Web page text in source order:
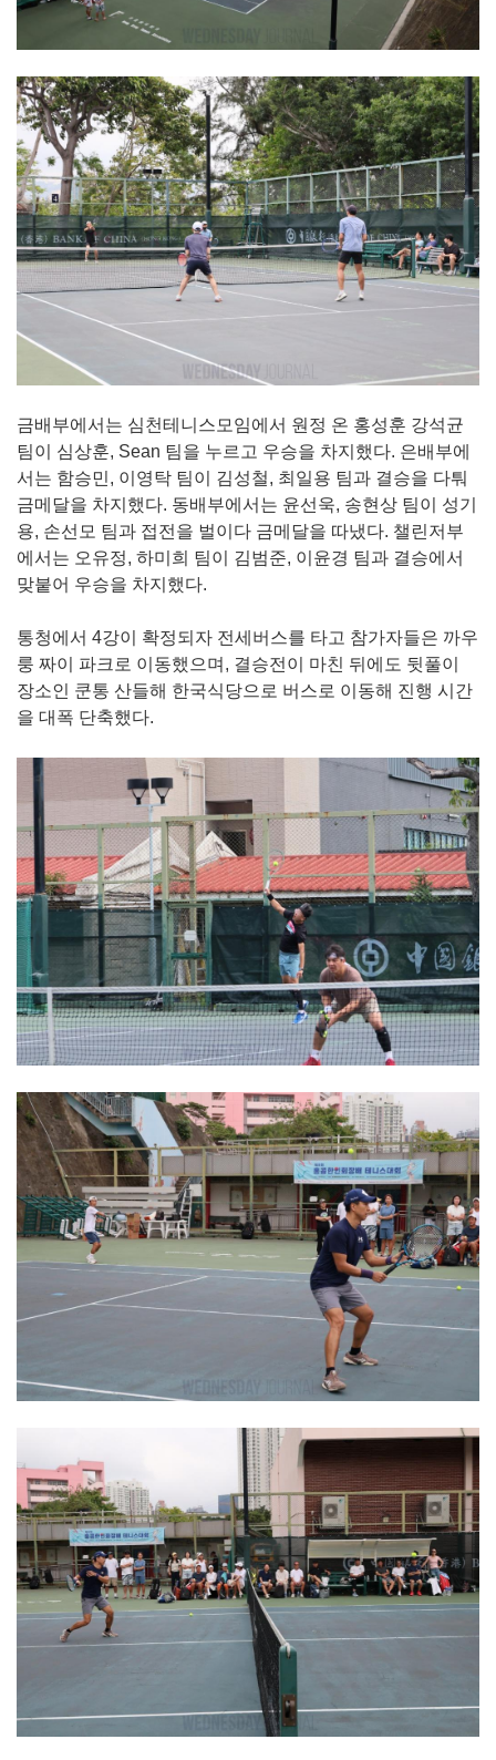
금배부에서는 심천테니스모임에서 원정 온 홍성훈 강석균
팀이 심상훈, Sean 팀을 누르고 우승을 차지했다. 은배부에
서는 함승민, 이영탁 팀이 김성철, 최일용 팀과 결승을 다퉈
금메달을 차지했다. 동배부에서는 윤선욱, 송현상 팀이 성기
용, 손선모 팀과 접전을 벌이다 금메달을 따냈다. 챌린저부
에서는 오유정, 하미희 팀이 김범준, 이윤경 팀과 결승에서
맞붙어 우승을 차지했다.
통청에서 4강이 확정되자 전세버스를 타고 참가자들은 까우
룽 짜이 파크로 이동했으며, 결승전이 마친 뒤에도 뒷풀이
장소인 쿤통 산들해 한국식당으로 버스로 이동해 진행 시간
을 대폭 단축했다.